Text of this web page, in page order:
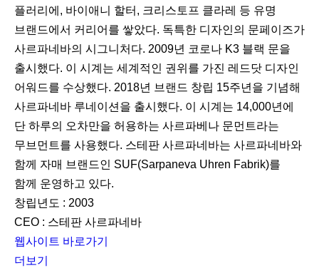
플러리에, 바이애니 할터, 크리스토프 클라레 등 유명
브랜드에서 커리어를 쌓았다. 독특한 디자인의 문페이즈가
사르파네바의 시그니처다. 2009년 코로나 K3 블랙 문을
출시했다. 이 시계는 세계적인 권위를 가진 레드닷 디자인
어워드를 수상했다. 2018년 브랜드 창립 15주년을 기념해
사르파네바 루네이션을 출시했다. 이 시계는 14,000년에
단 하루의 오차만을 허용하는 사르파베나 문먼트라는
무브먼트를 사용했다. 스테판 사르파네바는 사르파네바와
함께 자매 브랜드인 SUF(Sarpaneva Uhren Fabrik)를
함께 운영하고 있다.
창립년도 : 2003
CEO : 스테판 사르파네바
웹사이트 바로가기
더보기